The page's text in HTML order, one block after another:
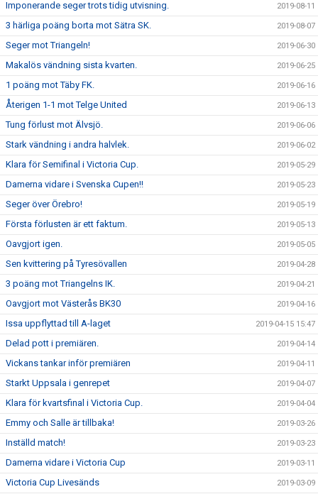
Imponerande seger trots tidig utvisning. 2019-08-11
3 härliga poäng borta mot Sätra SK. 2019-08-07
Seger mot Triangeln! 2019-06-30
Makalös vändning sista kvarten. 2019-06-25
1 poäng mot Täby FK. 2019-06-16
Återigen 1-1 mot Telge United 2019-06-13
Tung förlust mot Älvsjö. 2019-06-06
Stark vändning i andra halvlek. 2019-06-02
Klara för Semifinal i Victoria Cup. 2019-05-29
Damerna vidare i Svenska Cupen!! 2019-05-23
Seger över Örebro! 2019-05-19
Första förlusten är ett faktum. 2019-05-13
Oavgjort igen. 2019-05-05
Sen kvittering på Tyresövallen 2019-04-28
3 poäng mot Triangelns IK. 2019-04-21
Oavgjort mot Västerås BK30 2019-04-16
Issa uppflyttad till A-laget 2019-04-15 15:47
Delad pott i premiären. 2019-04-14
Vickans tankar inför premiären 2019-04-11
Starkt Uppsala i genrepet 2019-04-07
Klara för kvartsfinal i Victoria Cup. 2019-04-04
Emmy och Salle är tillbaka! 2019-03-26
Inställd match! 2019-03-23
Damerna vidare i Victoria Cup 2019-03-11
Victoria Cup Livesänds 2019-03-09